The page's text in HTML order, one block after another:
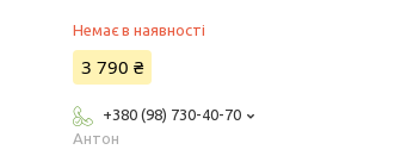
Немає в наявності
3 790 ₴
+380 (98) 730-40-70
Антон